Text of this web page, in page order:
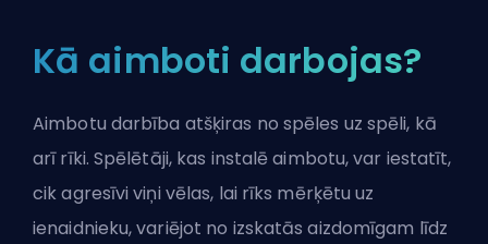
Kā aimboti darbojas?
Aimbotu darbība atšķiras no spēles uz spēli, kā
arī rīki. Spēlētāji, kas instalē aimbotu, var iestatīt,
cik agresīvi viņi vēlas, lai rīks mērķētu uz
ienaidnieku, variējot no izskatās aizdomīgam līdz